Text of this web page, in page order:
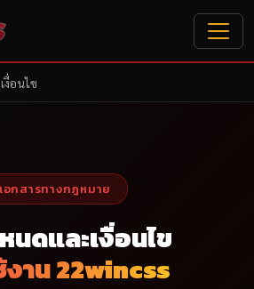
อนไข
เอกสารทางกฎหมาย
นดและเงื่อนไข
งาน 22wincss